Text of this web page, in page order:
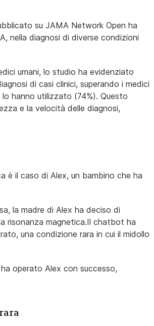
su JAMA Network Open ha
nella diagnosi di diverse condizioni
umani, lo studio ha evidenziato
di casi clinici, superando i medici
hanno utilizzato (74%). Questo
e la velocità delle diagnosi,
è il caso di Alex, un bambino che ha
la madre di Alex ha deciso di
risonanza magnetica.Il chatbot ha
una condizione rara in cui il midollo
operato Alex con successo,